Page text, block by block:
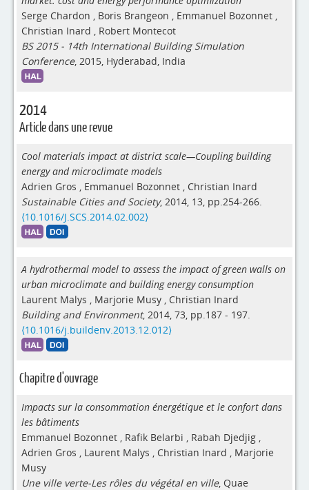
Serge Chardon , Boris Brangeon , Emmanuel Bozonnet ,
Christian Inard , Robert Montecot
BS 2015 - 14th International Building Simulation
Conference, 2015, Hyderabad, India
2014
Article dans une revue
Cool materials impact at district scale—Coupling building
energy and microclimate models
Adrien Gros , Emmanuel Bozonnet , Christian Inard
Sustainable Cities and Society, 2014, 13, pp.254-266.
⟨10.1016/J.SCS.2014.02.002⟩
A hydrothermal model to assess the impact of green walls on
urban microclimate and building energy consumption
Laurent Malys , Marjorie Musy , Christian Inard
Building and Environment, 2014, 73, pp.187 - 197.
⟨10.1016/j.buildenv.2013.12.012⟩
Chapitre d'ouvrage
Impacts sur la consommation énergétique et le confort dans
les bâtiments
Emmanuel Bozonnet , Rafik Belarbi , Rabah Djedjig ,
Adrien Gros , Laurent Malys , Christian Inard , Marjorie
Musy
Une ville verte-Les rôles du végétal en ville, Quae